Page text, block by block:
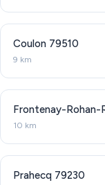
Coulon 79510
9 km
Frontenay-Rohan-
10 km
Prahecq 79230